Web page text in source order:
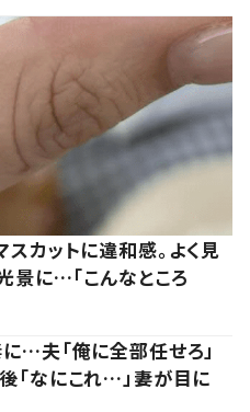
カットに違和感。よく見
景に…「こんなところ
…夫「俺に全部任せろ」
「なにこれ…」妻が目に